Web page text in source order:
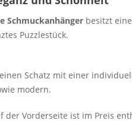
Schmuckanhängerbesitzt eine
Puzzlestück.
Schatz mit einer
modern.
der Vorderseite ist im Preis